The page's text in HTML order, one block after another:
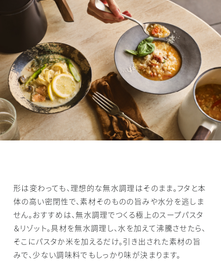
形は変わっても、理想的な無水調理はそのまま。フタと本
体の高い密閉性で、素材そのものの旨みや水分を逃しま
せん。おすすめは、無水調理でつくる極上のスープパスタ
＆リゾット。具材を無水調理し、水を加えて沸騰させたら、
そこにパスタか米を加えるだけ。引き出された素材の旨
みで、少ない調味料でもしっかり味が決まります。